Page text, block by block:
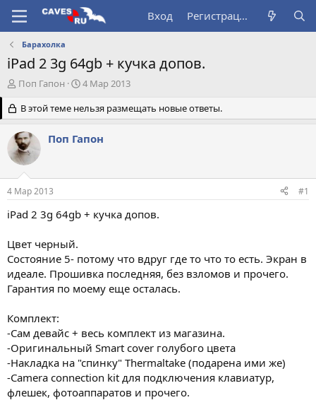
Вход Регистрация
Барахолка
iPad 2 3g 64gb + кучка допов.
А
т
о
р
т
е
м
Поп Гапон
Д
т
а
а
а
4 Мар 2013
В этой теме нельзя размещать новые ответы.
Поп Гапон
4 Мар 2013 #1
iPad 2 3g 64gb + кучка допов.
Цвет черный.
Состояние 5- потому что вдруг где то что то есть. Экран в
идеале. Прошивка последняя, без взломов и прочего.
Гарантия по моему еще осталась.
Комплект:
-Сам девайс + весь комплект из магазина.
-Оригинальный Smart cover голубого цвета
-Накладка на "спинку" Thermaltake (подарена ими же)
-Camera connection kit для подключения клавиатур,
флешек, фотоаппаратов и прочего.